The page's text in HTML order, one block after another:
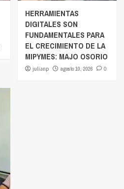
HERRAMIENTAS
DIGITALES SON
FUNDAMENTALES PARA
EL CRECIMIENTO DE LA
MIPYMES: MAJO OSORIO
julianp agosto 10, 2026 0